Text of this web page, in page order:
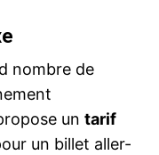
nombre de
un tarif
un billet aller-